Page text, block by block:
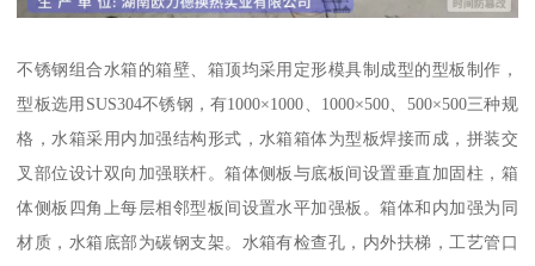
不锈钢组合水箱的箱壁、箱顶均采用定形模具制成型的型板制作，
型板选用SUS304不锈钢，有1000×1000、1000×500、500×500三种规
格，水箱采用内加强结构形式，水箱箱体为型板焊接而成，拼装交
叉部位设计双向加强联杆。箱体侧板与底板间设置垂直加固柱，箱
体侧板四角上每层相邻型板间设置水平加强板。箱体和内加强为同
材质，水箱底部为碳钢支架。水箱有检查孔，内外扶梯，工艺管口